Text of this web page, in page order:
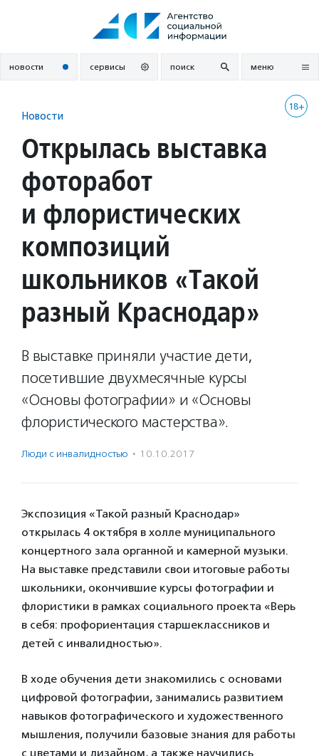
новости сервисы поиск меню
18+
Новости
Открылась выставка
фоторабот
и флористических
композиций
школьников «Такой
разный Краснодар»
В выставке приняли участие дети,
посетившие двухмесячные курсы
«Основы фотографии» и «Основы
флористического мастерства».
Люди с инвалидностью · 10.10.2017
Экспозиция «Такой разный Краснодар»
открылась 4 октября в холле муниципального
концертного зала органной и камерной музыки.
На выставке представили свои итоговые работы
школьники, окончившие курсы фотографии и
флористики в рамках социального проекта «Верь
в себя: профориентация старшеклассников и
детей с инвалидностью».
В ходе обучения дети знакомились с основами
цифровой фотографии, занимались развитием
навыков фотографического и художественного
мышления, получили базовые знания для работы
с цветами и дизайном, а также научились